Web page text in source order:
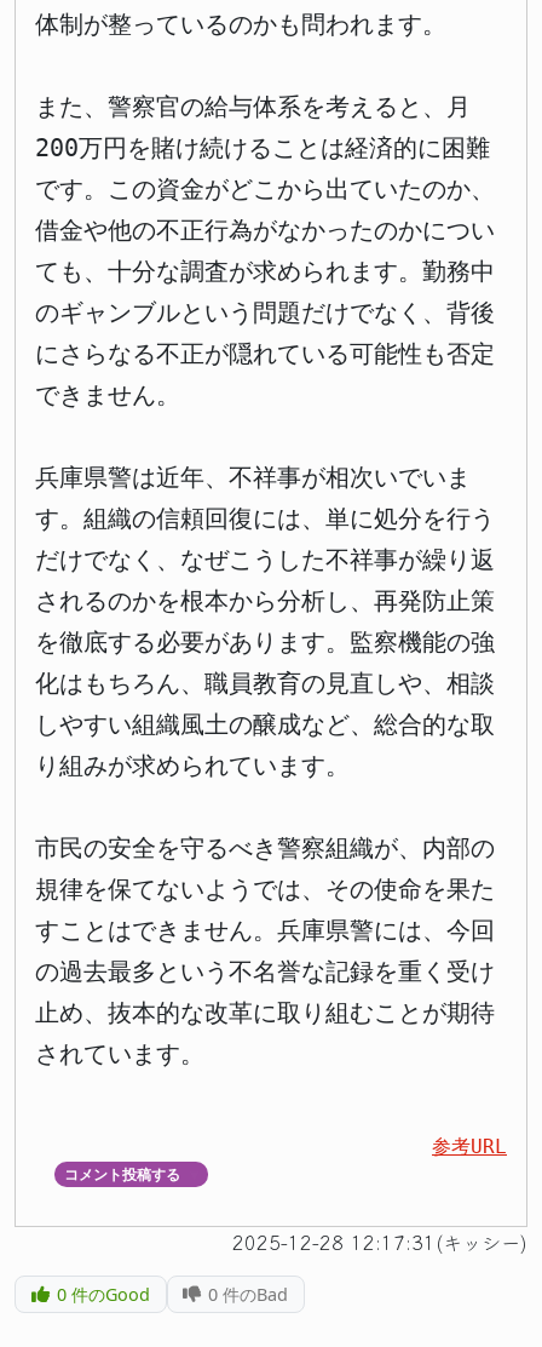
体制が整っているのかも問われます。
また、警察官の給与体系を考えると、月
200万円を賭け続けることは経済的に困難
です。この資金がどこから出ていたのか、
借金や他の不正行為がなかったのかについ
ても、十分な調査が求められます。勤務中
のギャンブルという問題だけでなく、背後
にさらなる不正が隠れている可能性も否定
できません。
兵庫県警は近年、不祥事が相次いでいま
す。組織の信頼回復には、単に処分を行う
だけでなく、なぜこうした不祥事が繰り返
されるのかを根本から分析し、再発防止策
を徹底する必要があります。監察機能の強
化はもちろん、職員教育の見直しや、相談
しやすい組織風土の醸成など、総合的な取
り組みが求められています。
市民の安全を守るべき警察組織が、内部の
規律を保てないようでは、その使命を果た
すことはできません。兵庫県警には、今回
の過去最多という不名誉な記録を重く受け
止め、抜本的な改革に取り組むことが期待
されています。
参考URL
コメント投稿する
2025-12-28 12:17:31(キッシー)
0件のGood 0 件のBad